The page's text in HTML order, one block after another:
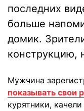
последних
больше
домик.
конструкцию,
Мужчина
показывать свои
курятники,